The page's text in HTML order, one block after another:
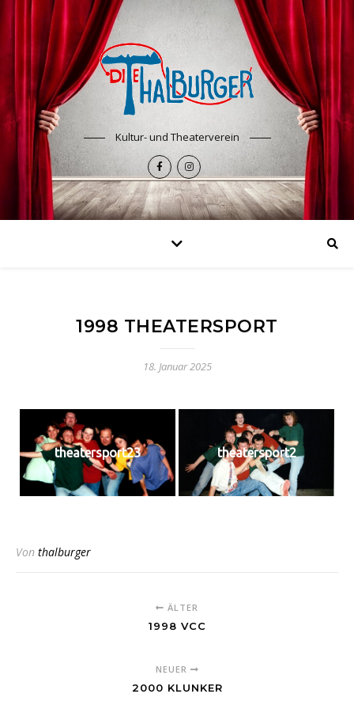
Kultur- und Theaterverein
1998 THEATERSPORT
18. Januar 2025
theatersport23 theatersport2
Von thalburger
ÄLTER
1998 VCC
NEUER
2000 KLUNKER